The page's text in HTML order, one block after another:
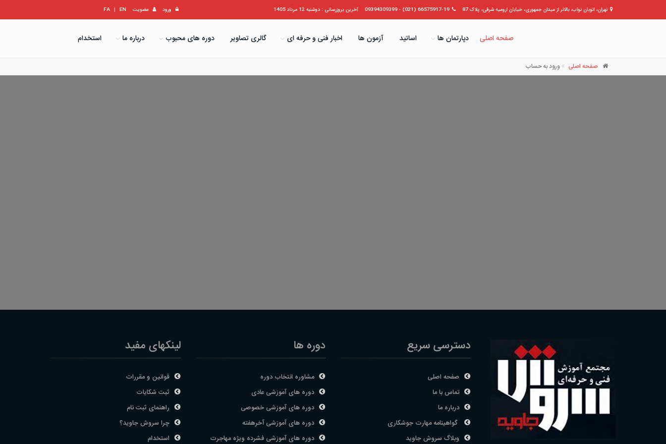
تهران، اتوبان نواب، بالاتر از میدان جمهوری، خیابان ارومیه شرقی، پلاک 87 66575917-19 (021) - 09394309399 آخرین بروزرسانی : دوشنبه 12 مرداد 1405 ورود عضویت EN
|
FA
صفحه اصلی دپارتمان ها اساتید آزمون ها اخبار فنی و حرفه ای گالری تصاویر دوره های محبوب درباره ما استخدام
صفحه اصلی ورود به حساب
دسترسی سریع
صفحه اصلی
تماس با ما
درباره ما
گواهینامه مهارت جوشکاری
وبلاگ سروش جاوید
دوره ها
مشاوره انتخاب دوره
دوره های آموزشی عادی
دوره های آموزشی خصوصی
دوره های آموزشی آخرهفته
دوره های آموزشی فشرده ویژه مهاجرت
لینکهای مفید
قوانین و مقررات
ثبت شکایات
راهنمای ثبت نام
چرا سروش جاوید؟
استخدام